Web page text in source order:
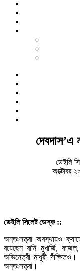
দেবদাস’এ
ডেইলি
অক্টোবর
ডেইলি সিলেট ডেস্ক ::
অন্তঃসত্ত্বা অবস্থায়ও
রয়েছেন রানি মুখার্জি,
অভিনেত্রী মাধুরী দীক্ষিতও।
অন্তঃসত্ত্বা।